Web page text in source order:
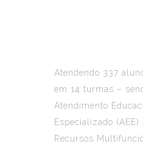
Atendendo 337
em 14 turmas –
Atendimento
Especializado (AEE)
Recursos